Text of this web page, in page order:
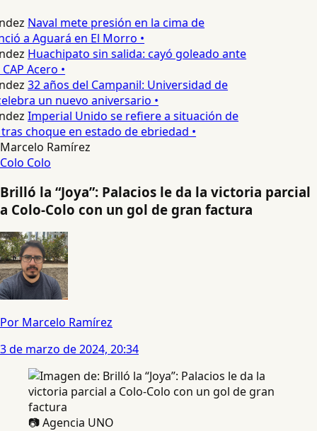
Naval mete presión en la cima de
a Aguará en El Morro •
Huachipato sin salida: cayó goleado ante
Acero •
32 años del Campanil: Universidad de
un nuevo aniversario •
Imperial Unido se refiere a situación de
choque en estado de ebriedad •
Marcelo Ramírez
Colo Colo
Brilló la “Joya”: Palacios le da la victoria parcial
a Colo-Colo con un gol de gran factura
Por Marcelo Ramírez
3 de marzo de 2024, 20:34
📷 Agencia UNO